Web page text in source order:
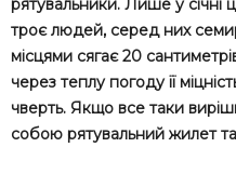
троє людей, серед них
місцями сягає 20
через теплу погоду її
чверть. Якщо все таки
собою рятувальний жилет